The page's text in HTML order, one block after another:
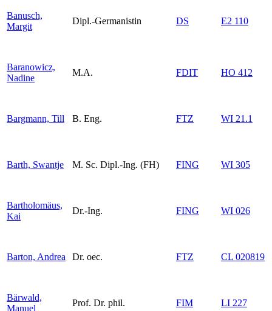
Banusch,
Margit
Dipl.-Germanistin DS E2 110
Baranowicz,
Nadine
M.A. FDIT HO 412
Bargmann, Till B. Eng. FTZ WI 21.1
Barth, Swantje M. Sc. Dipl.-Ing. (FH) FING WI 305
Bartholomäus,
Kai
Dr.-Ing. FING WI 026
Barton, Andrea Dr. oec. FTZ CL 020819
Bärwald,
Manuel
Prof. Dr. phil. FIM LI 227